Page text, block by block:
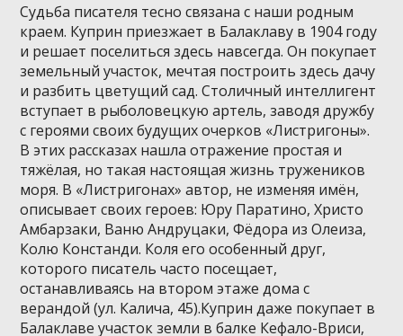
Судьба писателя тесно связана с наши родным
краем. Куприн приезжает в Балаклаву в 1904 году
и решает поселиться здесь навсегда. Он покупает
земельный участок, мечтая построить здесь дачу
и разбить цветущий сад. Столичный интеллигент
вступает в рыболовецкую артель, заводя дружбу
с героями своих будущих очерков «Листригоны».
В этих рассказах нашла отражение простая и
тяжёлая, но такая настоящая жизнь тружеников
моря. В «Листригонах» автор, не изменяя имён,
описывает своих героев: Юру Паратино, Христо
Амбарзаки, Ваню Андруцаки, Фёдора из Олеиза,
Колю Констанди. Коля его особенный друг,
которого писатель часто посещает,
останавливаясь на втором этаже дома с
верандой (ул. Калича, 45).Куприн даже покупает в
Балаклаве участок земли в балке Кефало-Вриси,